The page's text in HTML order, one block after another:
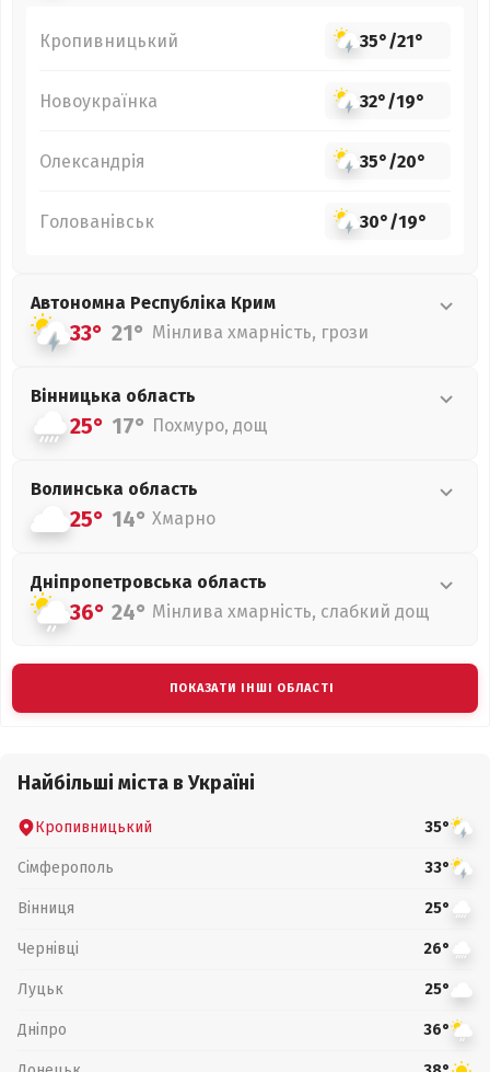
Кропивницький 35°/21°
Новоукраїнка 32°/19°
Олександрія 35°/20°
Голованівськ 30°/19°
Автономна Республіка Крим
33° 21° Мінлива хмарність, грози
Вінницька область
25° 17° Похмуро, дощ
Волинська область
25° 14° Хмарно
Дніпропетровська область
36° 24° Мінлива хмарність, слабкий дощ
ПОКАЗАТИ ІНШІ ОБЛАСТІ
Найбільші міста в Україні
Кропивницький 35°
Сімферополь 33°
Вінниця 25°
Чернівці 26°
Луцьк 25°
Дніпро 36°